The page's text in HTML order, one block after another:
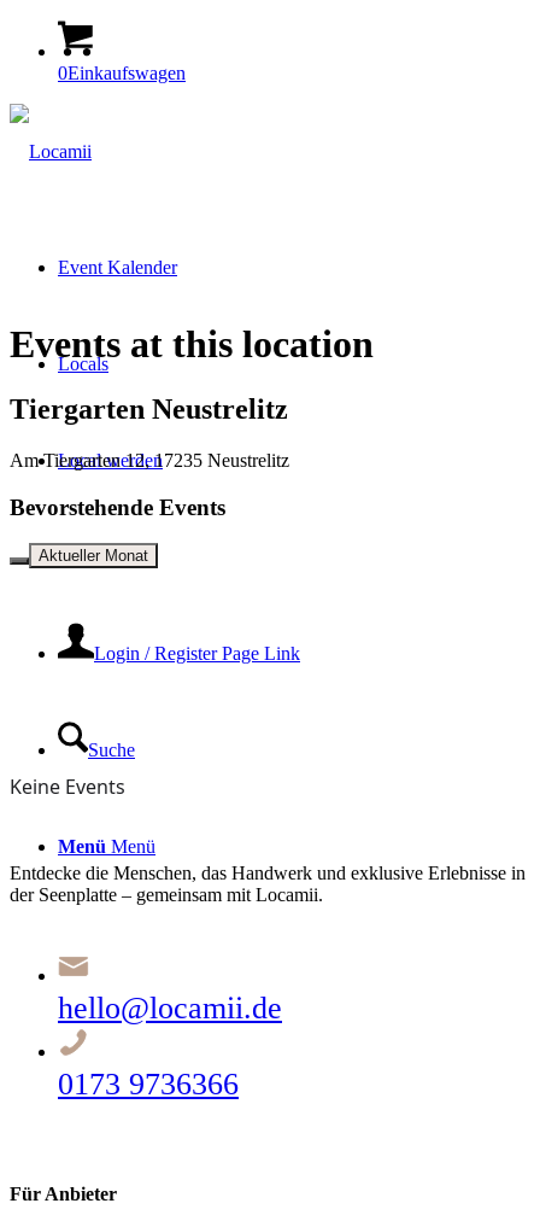
0Einkaufswagen
Event Kalender
Locals
Local werden
Kontakt
Login / Register Page Link
Suche
Menü Menü
Events at this location
Tiergarten Neustrelitz
Am Tiergarten 12, 17235 Neustrelitz
Bevorstehende Events
Aktueller Monat
Keine Events
Entdecke die Menschen, das Handwerk und exklusive Erlebnisse in
der Seenplatte – gemeinsam mit Locamii.
hello@locamii.de
0173 9736366
Für Anbieter